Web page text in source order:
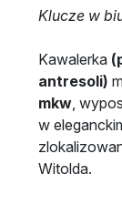
Klucze w
Kawalerka
antresoli)
mkw ,
w
Witolda.